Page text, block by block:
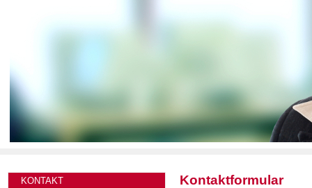
KONTAKT Kontaktformular